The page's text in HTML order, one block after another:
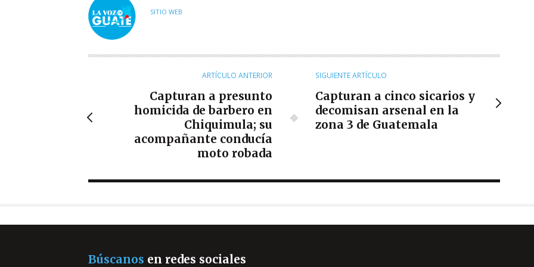
U
R
SITIO WEB
ARTÍCULO ANTERIOR
Capturan a presunto
homicida de barbero en
Chiquimula; su
acompañante conducía
moto robada
SIGUIENTE ARTÍCULO
Capturan a cinco sicarios y
decomisan arsenal en la
zona 3 de Guatemala
Búscanos en redes sociales